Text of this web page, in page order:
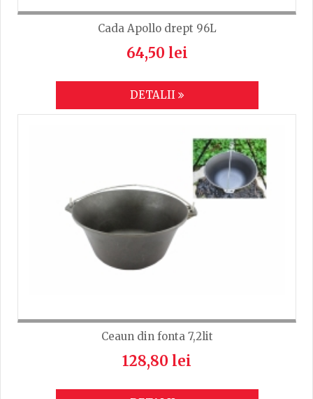
Cada Apollo drept 96L
64,50 lei
DETALII
Ceaun din fonta 7,2lit
128,80 lei